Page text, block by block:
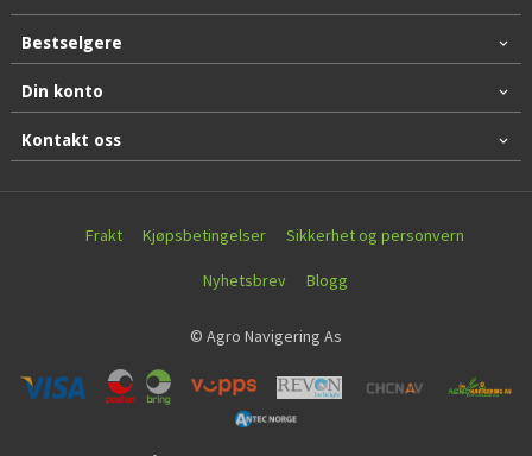
Bestselgere
Din konto
Kontakt oss
Frakt Kjøpsbetingelser Sikkerhet og personvern
Nyhetsbrev Blogg
© Agro Navigering As